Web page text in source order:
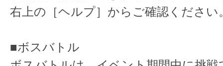
右上の［ヘルプ］からご確認ください
■ボスバトル